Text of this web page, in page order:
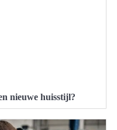
nieuwe huisstijl?